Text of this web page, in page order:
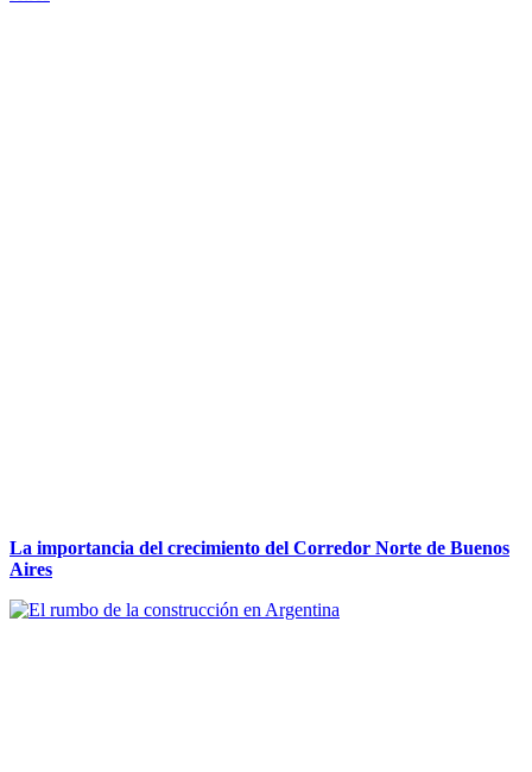
La importancia del crecimiento del Corredor Norte de Buenos
Aires